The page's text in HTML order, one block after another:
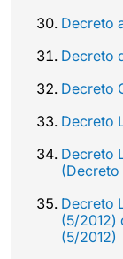
Decreto
Decreto
Decreto
Decreto
Decreto
(Decreto
Decreto
(5/2012)
(5/2012)